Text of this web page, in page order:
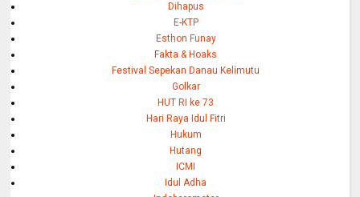
Dihapus
E-KTP
Esthon Funay
Fakta & Hoaks
Festival Sepekan Danau Kelimutu
Golkar
HUT RI ke 73
Hari Raya Idul Fitri
Hukum
Hutang
ICMI
Idul Adha